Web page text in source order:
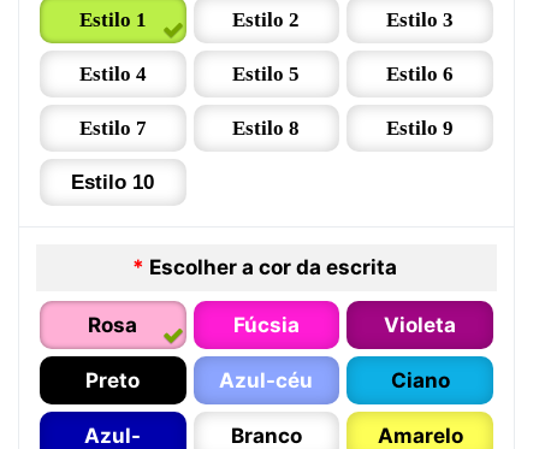
Estilo 1 Estilo 2 Estilo 3
Estilo 4 Estilo 5 Estilo 6
Estilo 7 Estilo 8 Estilo 9
Estilo 10
* Escolher a cor da escrita
Rosa Fúcsia Violeta
Preto Azul-céu Ciano
Azul-
Branco Amarelo